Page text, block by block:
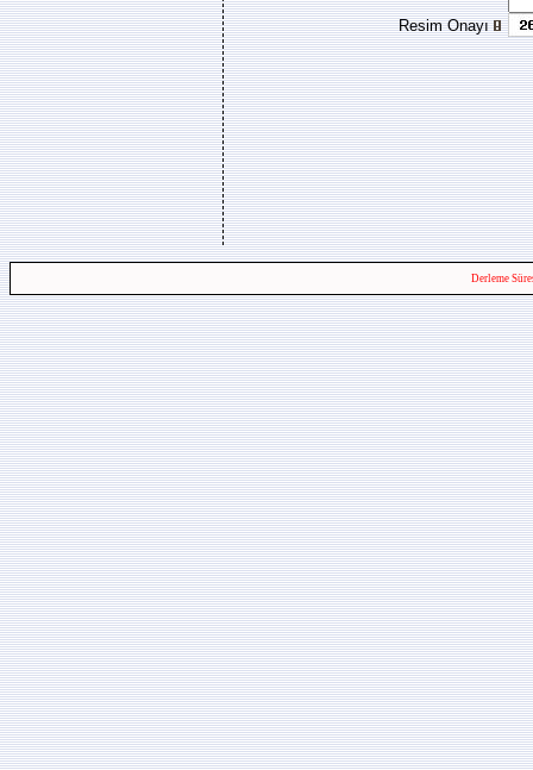
Resim Onayı
Derleme